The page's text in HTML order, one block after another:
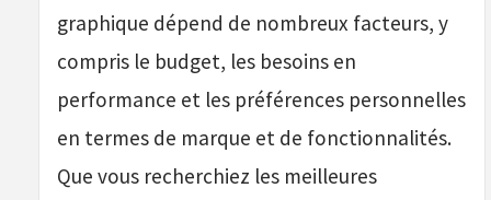
graphique dépend de nombreux facteurs, y
compris le budget, les besoins en
performance et les préférences personnelles
en termes de marque et de fonctionnalités.
Que vous recherchiez les meilleures